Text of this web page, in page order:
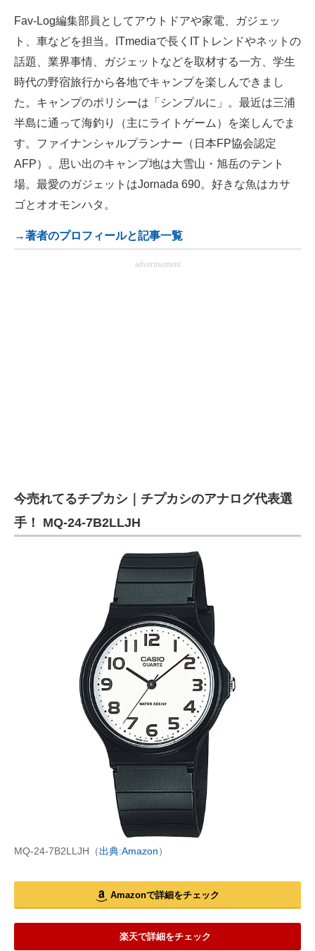
Fav-Log編集部員としてアウトドアや家電、ガジェッ
ト、車などを担当。ITmediaで長くITトレンドやネットの
話題、業界事情、ガジェットなどを取材する一方、学生
時代の野宿旅行から各地でキャンプを楽しんできまし
た。キャンプのポリシーは「シンプルに」。最近は三浦
半島に通って海釣り（主にライトゲーム）を楽しんでま
す。ファイナンシャルプランナー（日本FP協会認定
AFP）。思い出のキャンプ地は大雪山・旭岳のテント
場。最愛のガジェットはJornada 690。好きな魚はカサ
ゴとオオモンハタ。
→著者のプロフィールと記事一覧
advertisement
今売れてるチプカシ｜チプカシのアナログ代表選
手！ MQ-24-7B2LLJH
MQ-24-7B2LLJH（出典:Amazon）
Amazonで詳細をチェック
楽天で詳細をチェック